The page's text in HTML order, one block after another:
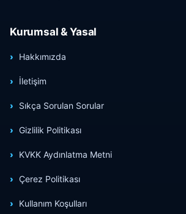
Kurumsal & Yasal
Hakkımızda
İletişim
Sıkça Sorulan Sorular
Gizlilik Politikası
KVKK Aydınlatma Metni
Çerez Politikası
Kullanım Koşulları